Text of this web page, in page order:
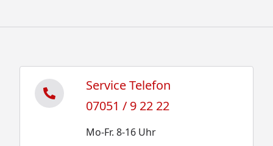
Service Telefon
07051 / 9 22 22
Mo-Fr. 8-16 Uhr